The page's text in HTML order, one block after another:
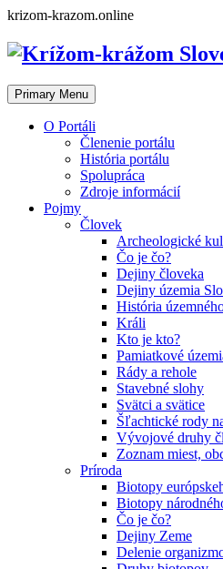
Skip
content
krizom-krazom.online
Primary Menu
O Portáli
Členenie portálu
História portálu
Spolupráca
Zdroje informácií
Pojmy
Človek
Archeologické
Čo je čo?
Dejiny človeka
Dejiny územia
História
Králi
Kto je kto?
Pamiatkové
Rády a rehole
Stavebné slohy
Svätci a svätice
Šľachtické rody
Vývojové druhy
Zoznam miest,
Príroda
Biotopy
Biotopy
Čo je čo?
Dejiny Zeme
Delenie